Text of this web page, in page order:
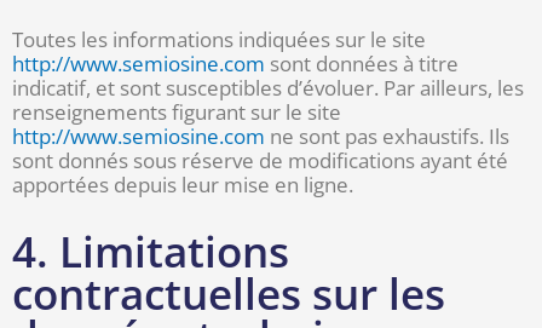
Toutes les informations indiquées sur le site
http://www.semiosine.com sont données à titre
indicatif, et sont susceptibles d’évoluer. Par ailleurs, les
renseignements figurant sur le site
http://www.semiosine.com ne sont pas exhaustifs. Ils
sont donnés sous réserve de modifications ayant été
apportées depuis leur mise en ligne.
4. Limitations
contractuelles sur les